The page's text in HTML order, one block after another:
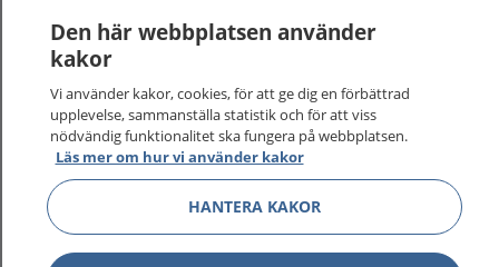
1177 – tryggt om din hälsa och vård
På 1177.se får du råd om hälsa och information om
sjukdomar och vilka mottagningar du kan kontakta.
Logga in för att läsa din journal och göra dina
vårdärenden. Ring telefonnummer 1177 för
sjukvårdsrådgivning dygnet runt.
1177 ger dig råd när du vill må bättre.
Den här webbplatsen använder
kakor
Vi använder kakor, cookies, för att ge dig en förbättrad
upplevelse, sammanställa statistik och för att viss
nödvändig funktionalitet ska fungera på webbplatsen.
Läs mer om hur vi använder kakor
HANTERA KAKOR